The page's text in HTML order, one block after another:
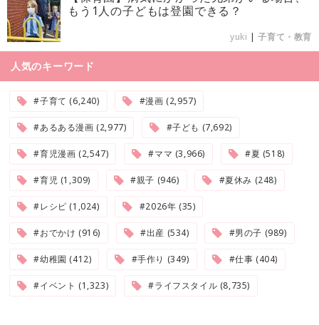
もう1人の子どもは登園できる？
yuki |子育て・教育
人気のキーワード
#子育て (6,240) #漫画 (2,957)
#あるある漫画 (2,977) #子ども (7,692)
#育児漫画 (2,547) #ママ (3,966) #夏 (518)
#育児 (1,309) #親子 (946) #夏休み (248)
#レシピ (1,024) #2026年 (35)
#おでかけ (916) #出産 (534) #男の子 (989)
#幼稚園 (412) #手作り (349) #仕事 (404)
#イベント (1,323) #ライフスタイル (8,735)